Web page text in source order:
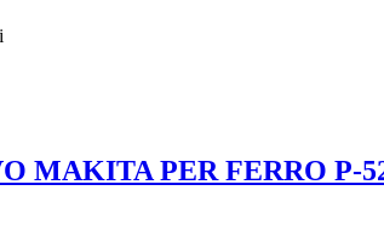
MAKITA PER FERRO P-